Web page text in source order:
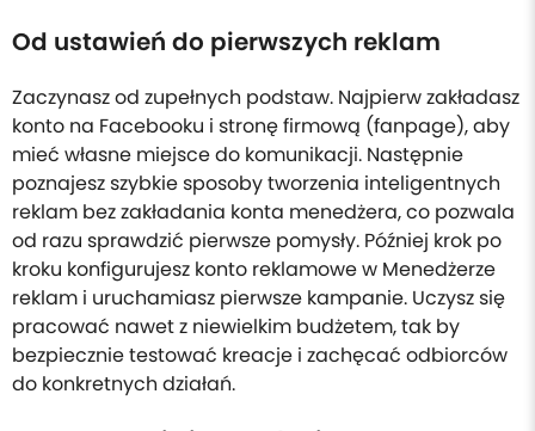
Od ustawień do pierwszych reklam
Zaczynasz od zupełnych podstaw. Najpierw zakładasz
konto na Facebooku i stronę firmową (fanpage), aby
mieć własne miejsce do komunikacji. Następnie
poznajesz szybkie sposoby tworzenia inteligentnych
reklam bez zakładania konta menedżera, co pozwala
od razu sprawdzić pierwsze pomysły. Później krok po
kroku konfigurujesz konto reklamowe w Menedżerze
reklam i uruchamiasz pierwsze kampanie. Uczysz się
pracować nawet z niewielkim budżetem, tak by
bezpiecznie testować kreacje i zachęcać odbiorców
do konkretnych działań.